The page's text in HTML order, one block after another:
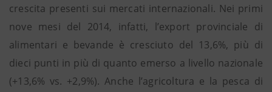
crescita presenti sui mercati internazionali. Nei primi
nove mesi del 2014, infatti, l’export provinciale di
alimentari e bevande è cresciuto del 13,6%, più di
dieci punti in più di quanto emerso a livello nazionale
(+13,6% vs. +2,9%). Anche l’agricoltura e la pesca di